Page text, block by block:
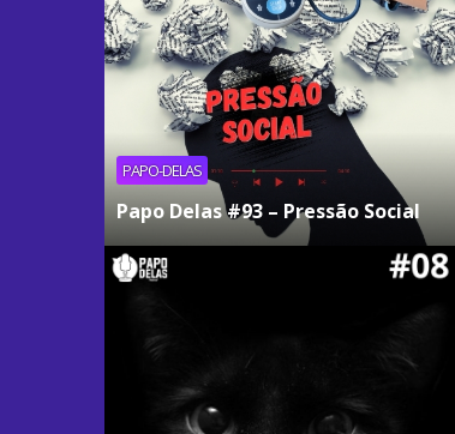
PAPO-DELAS
Papo Delas #93 – Pressão Social